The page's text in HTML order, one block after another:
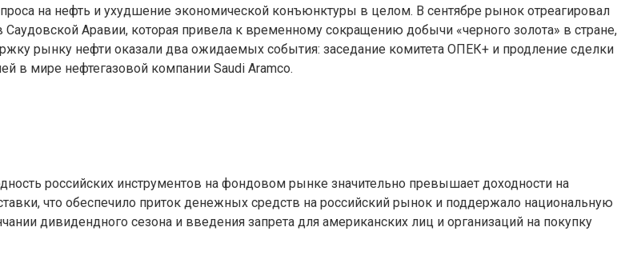
на нефть и ухудшение экономической конъюнктуры в целом. В сентябре рынок отреагировал
Аравии, которая привела к временному сокращению добычи «черного золота» в стране,
рынку нефти оказали два ожидаемых события: заседание комитета ОПЕК+ и продление сделки
в мире нефтегазовой компании Saudi Aramco.
российских инструментов на фондовом рынке значительно превышает доходности на
что обеспечило приток денежных средств на российский рынок и поддержало национальную
дивидендного сезона и введения запрета для американских лиц и организаций на покупку